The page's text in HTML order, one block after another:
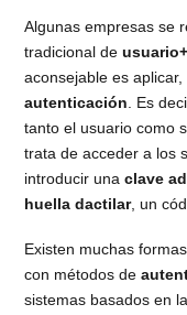
Algunas empresas se
tradicional de
aconsejable es
autenticación . Es
tanto el usuario como
trata de acceder a los
introducir unaclave
huella dactilar, un
Existen muchas
con métodos de
sistemas basados en la